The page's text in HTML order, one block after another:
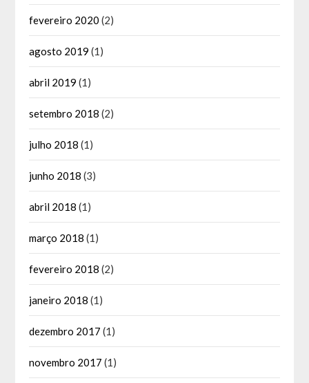
fevereiro 2020 (2)
agosto 2019 (1)
abril 2019 (1)
setembro 2018 (2)
julho 2018 (1)
junho 2018 (3)
abril 2018 (1)
março 2018 (1)
fevereiro 2018 (2)
janeiro 2018 (1)
dezembro 2017 (1)
novembro 2017 (1)